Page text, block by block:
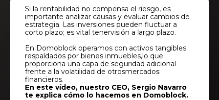
Si la rentabilidad no compensa el riesgo, es
importante analizar causas y evaluar cambios de
estrategia. Las inversiones pueden fluctuar a
corto plazo; es vital tenervisión a largo plazo.
En Domoblock operamos con activos tangibles
respaldados por bienes inmuebles,lo que
proporciona una capa de seguridad adicional
frente a la volatilidad de otrosmercados
financieros.
En este vídeo, nuestro CEO, Sergio Navarro
te explica cómo lo hacemos en Domoblock.